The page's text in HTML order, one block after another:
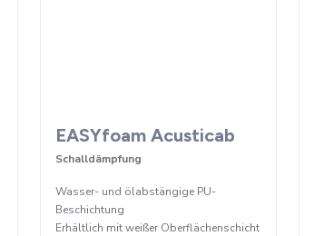
EASYfoam Acusticab
Schalldämpfung
Wasser- und ölabstängige PU-
Beschichtung
Erhältlich mit weißer Oberflächenschicht